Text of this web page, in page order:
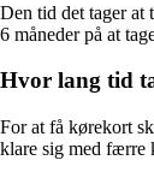
Den tid det tager at
6 måneder på at
Hvor lang tid
For at få kørekort
klare sig med færre